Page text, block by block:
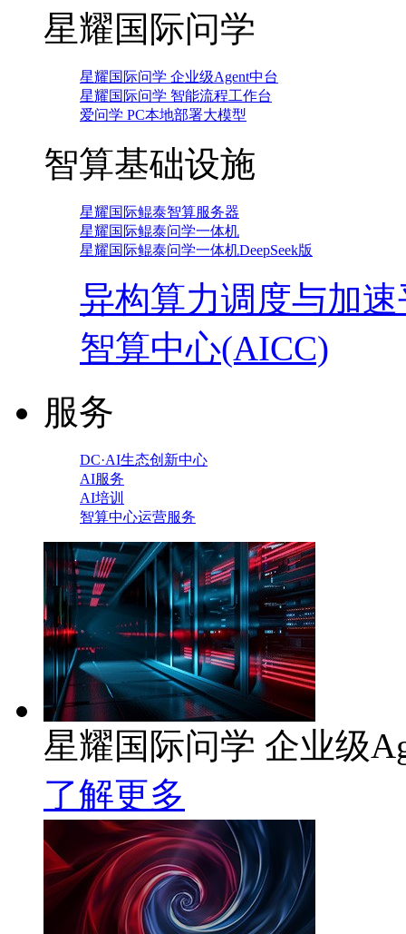
星耀国际问学
星耀国际问学 企业级Agent中台
星耀国际问学 智能流程工作台
爱问学 PC本地部署大模型
智算基础设施
星耀国际鲲泰智算服务器
星耀国际鲲泰问学一体机
星耀国际鲲泰问学一体机DeepSeek版
异构算力调度与加
智算中心(AICC)
服务
DC·AI生态创新中心
AI服务
AI培训
智算中心运营服务
星耀国际问学 企业级
了解更多